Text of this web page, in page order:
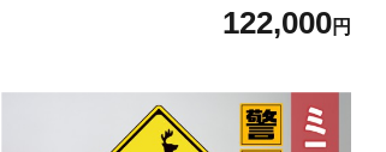
インテリア 室内 置物 卓上サイズ 教
材 ミニ ユニーク リアル 雑貨 プレ
122,000円